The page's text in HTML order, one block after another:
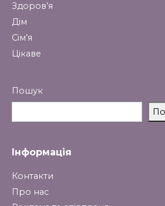
Здоров’я
Дім
Сім’я
Цікаве
Пошук
Інформація
Контакти
Про нас